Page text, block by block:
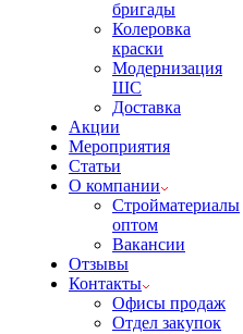
бригады
Колеровка
краски
Модернизация
ШС
Доставка
Акции
Мероприятия
Статьи
О компании
Стройматериалы
оптом
Вакансии
Отзывы
Контакты
Офисы продаж
Отдел закупок